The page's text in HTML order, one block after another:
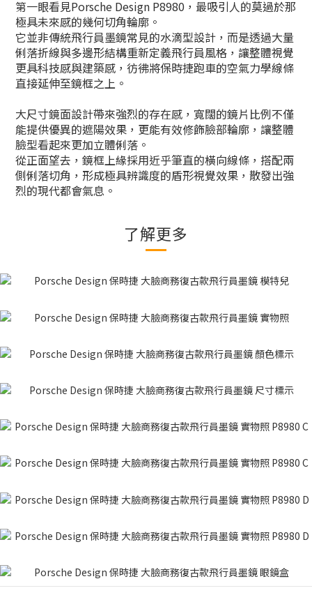
第一眼看見Porsche Design P8980，最吸引人的莫過於那
極具未來感的幾何切角輪廓。
它並非傳統飛行員墨鏡常見的水滴型設計，而是透過大量
俐落折線與多邊形結構重新定義飛行員風格，讓整體視覺
更具科技感與建築感，彷彿將保時捷跑車的空氣力學線條
直接延伸至鏡框之上。
大尺寸鏡面設計帶來強烈的存在感，寬闊的鏡片比例不僅
能提供優異的遮陽效果，更能有效修飾臉部輪廓，讓整體
臉型看起來更加立體俐落。
從正面望去，鏡框上緣採用近乎筆直的橫向線條，搭配兩
側俐落切角，形成極具辨識度的盾形視覺效果，散發出強
烈的現代都會氣息。
了解更多